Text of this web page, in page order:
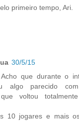
primeiro tempo, Ari.
30/5/15
que durante o
algo parecido
voltou
10 jogares e mais